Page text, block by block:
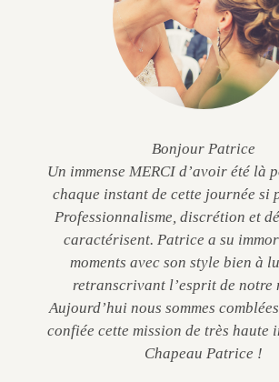
Bonjour Patrice
Un immense MERCI d’avoir été là
chaque instant de cette journée si
Professionnalisme, discrétion et
caractérisent. Patrice a su
moments avec son style bien à
retranscrivant l’esprit de notre
Aujourd’hui nous sommes
confiée cette mission de très haute
Chapeau Patrice !